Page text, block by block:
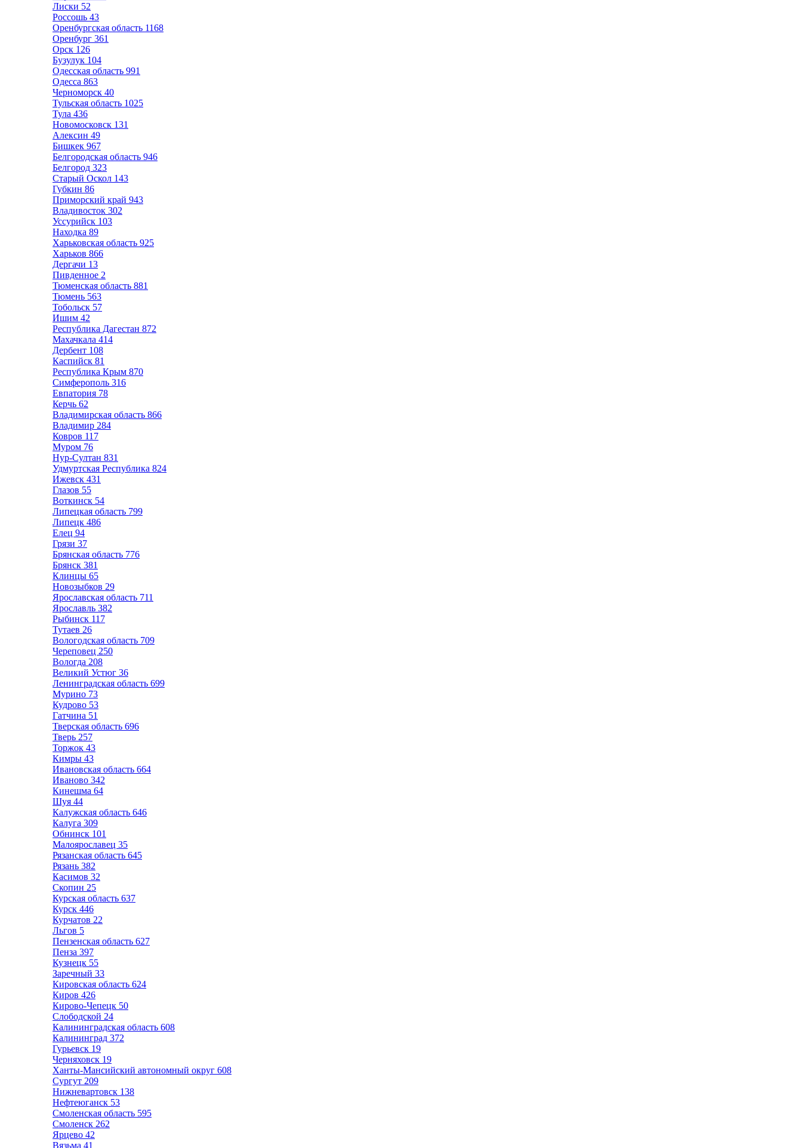
Лиски 52
Россошь 43
Оренбургская область 1168
Оренбург 361
Орск 126
Бузулук 104
Одесская область 991
Одесса 863
Черноморск 40
Тульская область 1025
Тула 436
Новомосковск 131
Алексин 49
Бишкек 967
Белгородская область 946
Белгород 323
Старый Оскол 143
Губкин 86
Приморский край 943
Владивосток 302
Уссурийск 103
Находка 89
Харьковская область 925
Харьков 866
Дергачи 13
Пивденное 2
Тюменская область 881
Тюмень 563
Тобольск 57
Ишим 42
Республика Дагестан 872
Махачкала 414
Дербент 108
Каспийск 81
Республика Крым 870
Симферополь 316
Евпатория 78
Керчь 62
Владимирская область 866
Владимир 284
Ковров 117
Муром 76
Нур-Султан 831
Удмуртская Республика 824
Ижевск 431
Глазов 55
Воткинск 54
Липецкая область 799
Липецк 486
Елец 94
Грязи 37
Брянская область 776
Брянск 381
Клинцы 65
Новозыбков 29
Ярославская область 711
Ярославль 382
Рыбинск 117
Тутаев 26
Вологодская область 709
Череповец 250
Вологда 208
Великий Устюг 36
Ленинградская область 699
Мурино 73
Кудрово 53
Гатчина 51
Тверская область 696
Тверь 257
Торжок 43
Кимры 43
Ивановская область 664
Иваново 342
Кинешма 64
Шуя 44
Калужская область 646
Калуга 309
Обнинск 101
Малоярославец 35
Рязанская область 645
Рязань 382
Касимов 32
Скопин 25
Курская область 637
Курск 446
Курчатов 22
Льгов 5
Пензенская область 627
Пенза 397
Кузнецк 55
Заречный 33
Кировская область 624
Киров 426
Кирово-Чепецк 50
Слободской 24
Калининградская область 608
Калининград 372
Гурьевск 19
Черняховск 19
Ханты-Мансийский автономный округ 608
Сургут 209
Нижневартовск 138
Нефтеюганск 53
Смоленская область 595
Смоленск 262
Ярцево 42
Вязьма 41